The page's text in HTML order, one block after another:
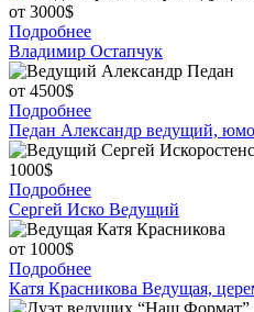
от 3000$
Подробнее
Владимир Остапчук
от 4500$
Подробнее
Педан Александр ведущий,
1000$
Подробнее
Сергей Иско Ведущий
от 1000$
Подробнее
Катя Красникова Ведущая,